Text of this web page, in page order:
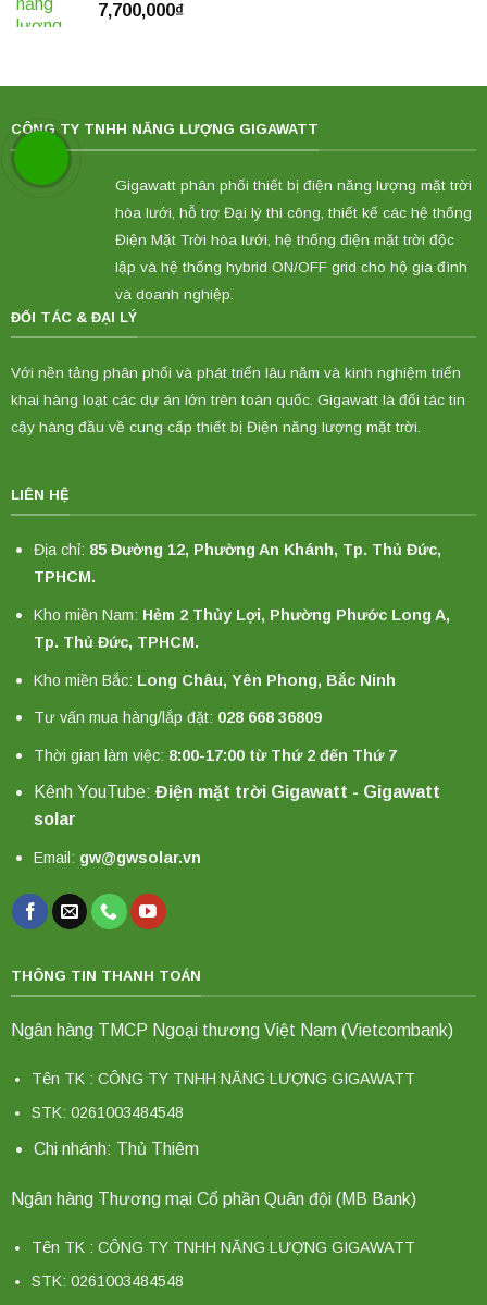
7,700,000₫
CÔNG TY TNHH NĂNG LƯỢNG GIGAWATT
Gigawatt phân phối thiết bị điện năng lượng mặt trời
hòa lưới, hỗ trợ Đại lý thi công, thiết kế các hệ thống
Điện Mặt Trời hòa lưới, hệ thống điện mặt trời độc
lập và hệ thống hybrid ON/OFF grid cho hộ gia đình
và doanh nghiệp.
ĐỐI TÁC & ĐẠI LÝ
Với nền tảng phân phối và phát triển lâu năm và kinh nghiệm triển
khai hàng loạt các dự án lớn trên toàn quốc. Gigawatt là đối tác tin
cậy hàng đầu về cung cấp thiết bị Điện năng lượng mặt trời.
LIÊN HỆ
Địa chỉ: 85 Đường 12, Phường An Khánh, Tp. Thủ Đức,
TPHCM.
Kho miền Nam: Hẻm 2 Thủy Lợi, Phường Phước Long A,
Tp. Thủ Đức, TPHCM.
Kho miền Bắc: Long Châu, Yên Phong, Bắc Ninh
Tư vấn mua hàng/lắp đặt: 028 668 36809
Thời gian làm việc: 8:00-17:00 từ Thứ 2 đến Thứ 7
Kênh YouTube: Điện mặt trời Gigawatt - Gigawatt
solar
Email: gw@gwsolar.vn
THÔNG TIN THANH TOÁN
Ngân hàng TMCP Ngoại thương Việt Nam (Vietcombank)
Tên TK : CÔNG TY TNHH NĂNG LƯỢNG GIGAWATT
STK: 0261003484548
Chi nhánh: Thủ Thiêm
Ngân hàng Thương mại Cổ phần Quân đội (MB Bank)
Tên TK : CÔNG TY TNHH NĂNG LƯỢNG GIGAWATT
STK: 0261003484548